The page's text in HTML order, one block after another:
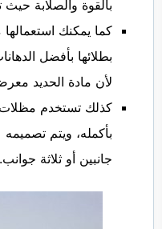
بالقوة والصلابة
كما يمكنك استعمالها
بطلائها بأفضل
لأن مادة الحديد
كذلك تستخدم مظلات
بأكمله، ويتم
جانبين أو ثلاثة جوانب.